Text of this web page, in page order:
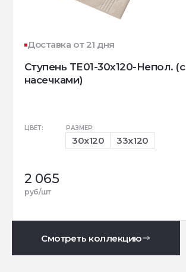
Доставка от 21 дня
Ступень TE01-30x120-Непол. (с
насечками)
ЦВЕТ: РАЗМЕР:
30x120 33x120
2 065
руб/шт
Смотреть коллекцию